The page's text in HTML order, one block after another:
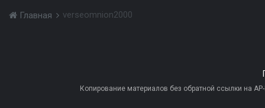
Главная verseomnion2000
Копирование материалов без обратной ссылки на